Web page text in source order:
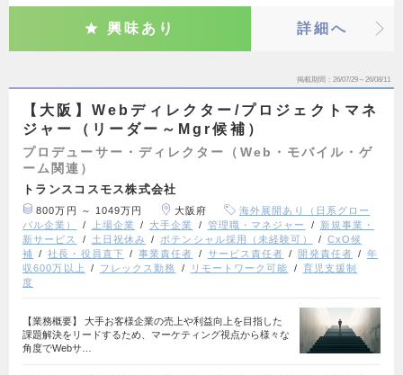
興味あり 詳細へ
掲載期間 26/07/29～26/08/11
【大阪】Webディレクター/プロジェクトマネ
ジャー（リーダー～Mgr候補）
プロデューサー・ディレクター（Web・モバイル・ゲ
ーム関連）
トランスコスモス株式会社
800万円 ～ 1049万円 大阪府
海外展開あり（日系グロー
バル企業）
上場企業 大手企業 管理職・マネジャー
新規事業・
新サービス
土日祝休み ポテンシャル採用（未経験可）
CxO候
補
社長・役員直下 事業責任者 サービス責任者 開発責任者
年
収600万以上
フレックス勤務 リモートワーク可能
育児支援制
度
【業務概要】 大手お客様企業の売上や利益向上を目指した
課題解決をリードするため、マーケティング視点から様々な
角度でWebサ…